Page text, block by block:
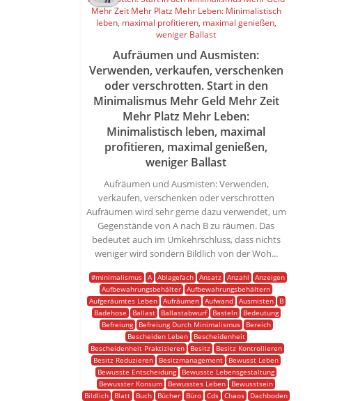
Aufräumen und Ausmisten:
Verwenden, verkaufen, verschenken
oder verschrotten. Start in den
Minimalismus Mehr Geld Mehr Zeit
Mehr Platz Mehr Leben:
Minimalistisch leben, maximal
profitieren, maximal genießen,
weniger Ballast
Aufräumen und Ausmisten: Verwenden,
verkaufen, verschenken oder verschrotten
Aufräumen wird sehr gerne dazu verwendet, um
Gegenstände von A nach B zu räumen. Das
bedeutet auch im Umkehrschluss, dass nichts
weniger wird sondern Bildlich von der Woh...
#minimalismus A Ablagefach Ansatz Anzahl
Anzeigen
Aufbewahrungsbehälter Aufbewahrungsbehältern
Aufgeräumtes Leben
Aufräumen Aufwand Ausmisten
B
Badehose
Ballast Ballastabwurf Basteln
Bedeutung
Befreiung
Befreiung Durch Minimalismus
Bereich
Bescheiden Leben
Bescheidenheit
Bescheidenheit Praktizieren
Besitz
Besitz Kontrollieren
Besitz Reduzieren
Besitzmanagement
Bewusst Leben
Bewusste Entscheidung
Bewusste Lebensgestaltung
Bewusster Konsum
Bewusstes Leben
Bewusstsein
Bildlich
Blatt Buch Bücher Büro Cds Chaos
Dachboden